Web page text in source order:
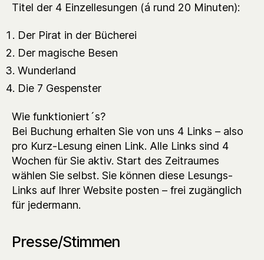
Titel der 4 Einzellesungen (á rund 20 Minuten):
Der Pirat in der Bücherei
Der magische Besen
Wunderland
Die 7 Gespenster
Wie funktioniert´s?
Bei Buchung erhalten Sie von uns 4 Links – also
pro Kurz-Lesung einen Link. Alle Links sind 4
Wochen für Sie aktiv. Start des Zeitraumes
wählen Sie selbst. Sie können diese Lesungs-
Links auf Ihrer Website posten – frei zugänglich
für jedermann.
Presse/Stimmen